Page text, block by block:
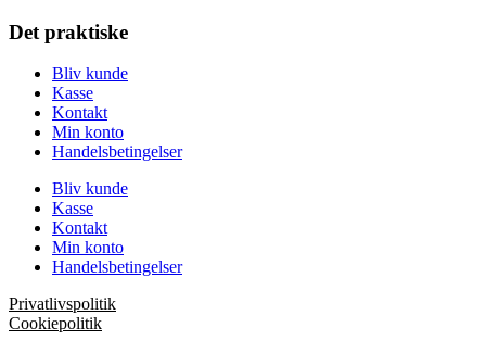
Det praktiske
Bliv kunde
Kasse
Kontakt
Min konto
Handelsbetingelser
Bliv kunde
Kasse
Kontakt
Min konto
Handelsbetingelser
Privatlivspolitik
Cookiepolitik